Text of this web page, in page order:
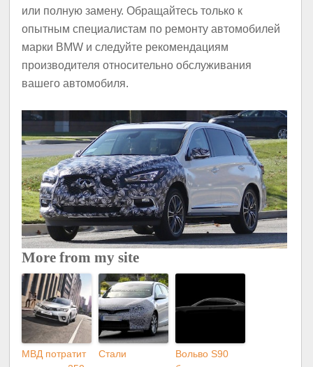
или полную замену. Обращайтесь только к
опытным специалистам по ремонту автомобилей
марки BMW и следуйте рекомендациям
производителя относительно обслуживания
вашего автомобиля.
More from my site
МВД потратит
Стали
Вольво S90